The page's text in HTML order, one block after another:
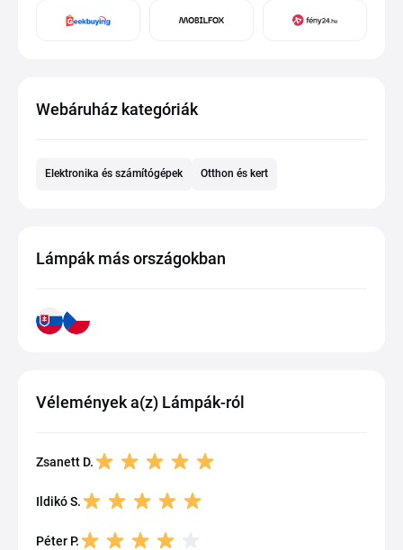
Webáruház kategóriák
Elektronika és számítógépek Otthon és kert
Lámpák más országokban
Vélemények a(z) Lámpák-ról
Zsanett D.
Ildikó S.
Péter P.